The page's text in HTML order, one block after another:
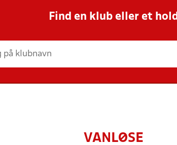
Find en klub eller et hold
VANLØSE